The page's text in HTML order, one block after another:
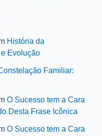
História da
Evolução
Familiar:
O Sucesso tem a Cara
Desta Frase Icônica
O Sucesso tem a Cara